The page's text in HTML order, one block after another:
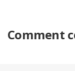
Comment